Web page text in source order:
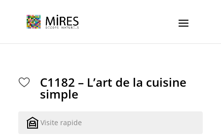
C1182 – L’art de la cuisine
simple
Visite rapide